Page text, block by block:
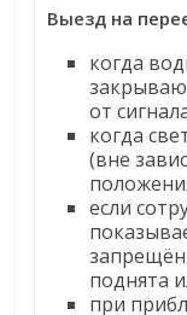
Выезд на
когда
от
когда
(вне
если
поднята
при